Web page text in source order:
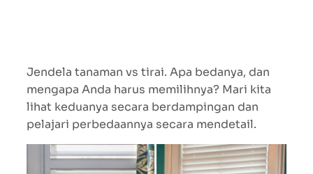
Jendela tanaman vs tirai. Apa bedanya, dan
mengapa Anda harus memilihnya? Mari kita
lihat keduanya secara berdampingan dan
pelajari perbedaannya secara mendetail.